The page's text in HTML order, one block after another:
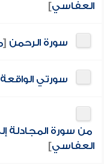
العفاسي]
سورة الرحمن [
سورتي
من سورة المجادلة
العفاسي]